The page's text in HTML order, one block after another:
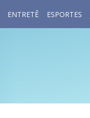
ENTRETÊ ESPORTES